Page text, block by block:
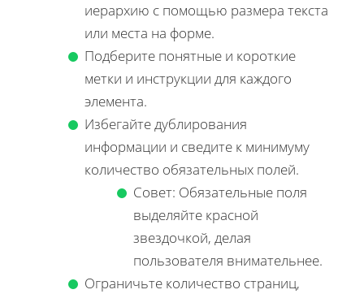
иерархию с помощью размера текста
или места на форме.
Подберите понятные и короткие
метки и инструкции для каждого
элемента.
Избегайте дублирования
информации и сведите к минимуму
количество обязательных полей.
Совет: Обязательные поля
выделяйте красной
звездочкой, делая
пользователя внимательнее.
Ограничьте количество страниц,